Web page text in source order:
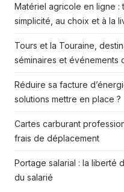
Matériel agricole en ligne :
simplicité, au choix et à la
Tours et la Touraine,
séminaires et événements
Réduire sa facture
solutions mettre en place ?
Cartes carburant
frais de déplacement
Portage salarial : la liberté
du salarié